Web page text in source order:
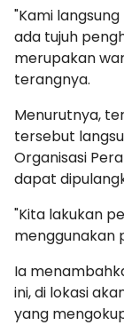
"Kami
ada tujuh
merupakan
terangnya.
Menurutnya,
tersebut
Organisasi
dapat
"Kita lakukan
menggunakan
Ia
ini, di lokasi
yang